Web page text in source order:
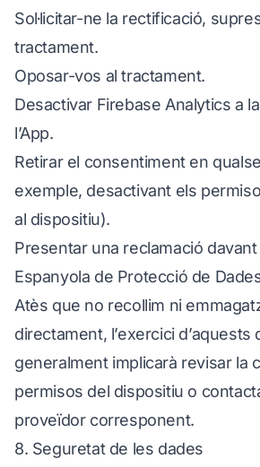
Sol·licitar-ne la rectificació,
tractament.
Oposar-vos al tractament.
Desactivar Firebase Analytics a
l’App.
Retirar el consentiment en
exemple, desactivant els
al dispositiu).
Presentar una reclamació davant
Espanyola de Protecció de
Atès que no recollim ni
directament, l’exercici d’aquests
generalment implicarà revisar la
permisos del dispositiu o
proveïdor corresponent.
8. Seguretat de les dades